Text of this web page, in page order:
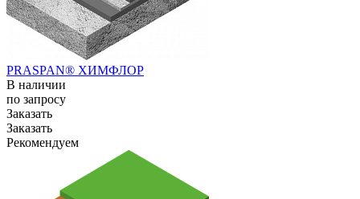
PRASPAN® ХИМФЛОР
В наличии
по запросу
Заказать
Заказать
Рекомендуем